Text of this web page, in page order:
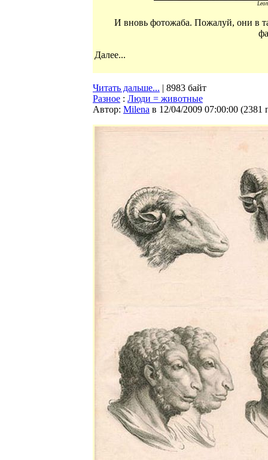
И вновь фотожаба. Пожалуй, они в
Далее...
Читать дальше... | 8983 байт
Разное : Люди = животные
Автор: Milena в 12/04/2009 07:00:00 (2381